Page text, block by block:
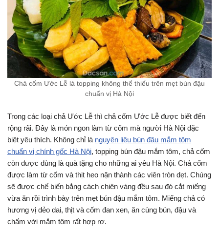
Chả cốm Ước Lễ là topping không thể thiếu trên mẹt bún đậu
chuẩn vị Hà Nội
Trong các loại chả Ước Lễ thì chả cốm Ước Lễ được biết đến
rộng rãi. Đây là món ngon làm từ cốm mà người Hà Nội đặc
biệt yêu thích. Không chỉ là nguyên liệu bún đậu mắm tôm
chuẩn vị chính gốc Hà Nội, topping bún đậu mắm tôm, chả cốm
còn được dùng là quà tặng cho những ai yêu Hà Nội. Chả cốm
được làm từ cốm và thịt heo nặn thành các viên tròn dẹt. Chúng
sẽ được chế biến bằng cách chiên vàng đều sau đó cắt miếng
vừa ăn rồi trình bày trên mẹt bún đậu mắm tôm. Miếng chả có
hương vị dẻo dai, thịt và cốm đan xen, ăn cùng bún, đậu và
chấm với mắm tôm rất hợp rơ.